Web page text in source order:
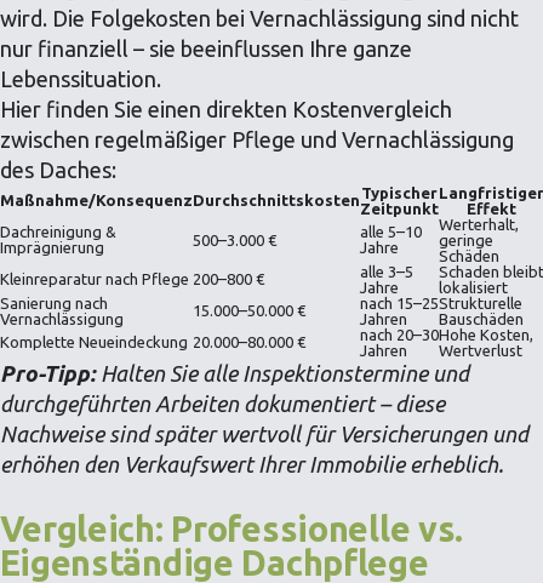
wird. Die Folgekosten bei Vernachlässigung sind nicht
nur finanziell – sie beeinflussen Ihre ganze
Lebenssituation.
Hier finden Sie einen direkten Kostenvergleich
zwischen regelmäßiger Pflege und Vernachlässigung
des Daches:
Maßnahme/KonsequenzDurchschnittskosten Typischer
Zeitpunkt
Langfristiger
Effekt
Dachreinigung &
Imprägnierung
500–3.000 €
alle 5–10
Jahre
Werterhalt,
geringe
Schäden
Kleinreparatur nach Pflege 200–800 €
alle 3–5
Jahre
Schaden bleibt
lokalisiert
Sanierung nach
Vernachlässigung
15.000–50.000 €
nach 15–25
Jahren
Strukturelle
Bauschäden
Komplette Neueindeckung 20.000–80.000 €
nach 20–30
Jahren
Hohe Kosten,
Wertverlust
Pro-Tipp: Halten Sie alle Inspektionstermine und
durchgeführten Arbeiten dokumentiert – diese
Nachweise sind später wertvoll für Versicherungen und
erhöhen den Verkaufswert Ihrer Immobilie erheblich.
Vergleich: Professionelle vs.
Eigenständige Dachpflege